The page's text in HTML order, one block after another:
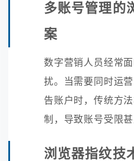
多账号管理的
案
数字营销人员经常
扰。当需要同时运
告账户时，传统方
制，导致账号受限甚
浏览器指纹技